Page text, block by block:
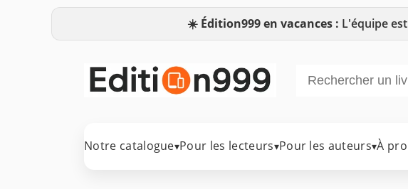
☀️ Édition999 en vacances : L'équipe
Notre catalogue▾Pour les lecteurs▾Pour les auteurs▾À